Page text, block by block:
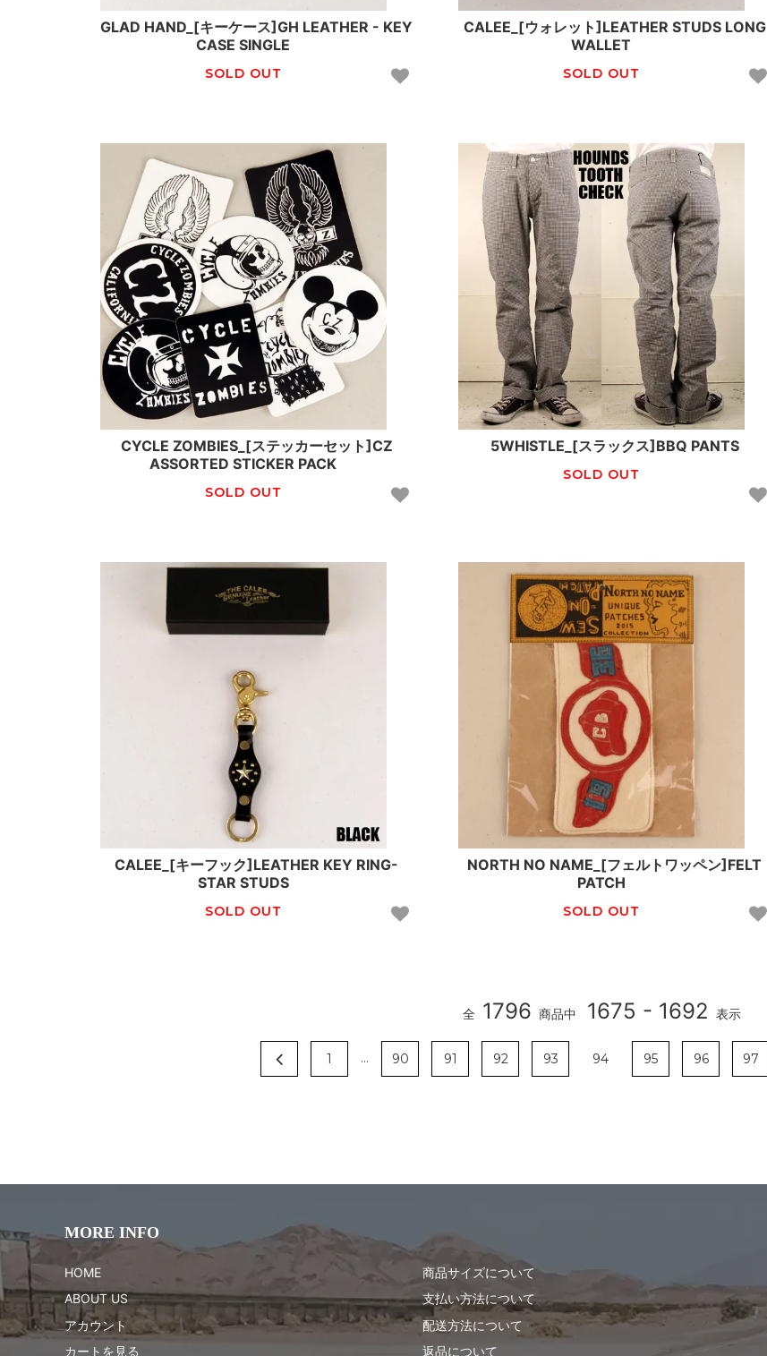
GLAD HAND_[キーケース]GH LEATHER - KEY
CASE SINGLE
SOLD OUT
CALEE_[ウォレット]LEATHER STUDS LONG
WALLET
SOLD OUT
CYCLE ZOMBIES_[ステッカーセット]CZ
ASSORTED STICKER PACK
SOLD OUT
5WHISTLE_[スラックス]BBQ PANTS
SOLD OUT
CALEE_[キーフック]LEATHER KEY RING-
STAR STUDS
SOLD OUT
NORTH NO NAME_[フェルトワッペン]FELT
PATCH
SOLD OUT
全 1796 商品中 1675 - 1692 表示
1 ... 90 91 92 93 94 95 96 97
MORE INFO
HOME
ABOUT US
アカウント
カートを見る
商品サイズについて
支払い方法について
配送方法について
返品について